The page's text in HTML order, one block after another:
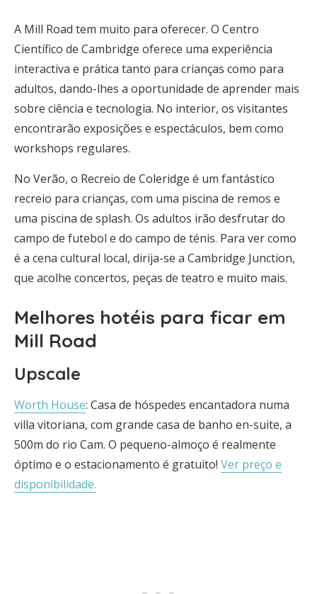
A Mill Road tem muito para oferecer. O Centro
Científico de Cambridge oferece uma experiência
interactiva e prática tanto para crianças como para
adultos, dando-lhes a oportunidade de aprender mais
sobre ciência e tecnologia. No interior, os visitantes
encontrarão exposições e espectáculos, bem como
workshops regulares.
No Verão, o Recreio de Coleridge é um fantástico
recreio para crianças, com uma piscina de remos e
uma piscina de splash. Os adultos irão desfrutar do
campo de futebol e do campo de ténis. Para ver como
é a cena cultural local, dirija-se a Cambridge Junction,
que acolhe concertos, peças de teatro e muito mais.
Melhores hotéis para ficar em
Mill Road
Upscale
Worth House: Casa de hóspedes encantadora numa
villa vitoriana, com grande casa de banho en-suite, a
500m do rio Cam. O pequeno-almoço é realmente
óptimo e o estacionamento é gratuito! Ver preço e
disponibilidade.